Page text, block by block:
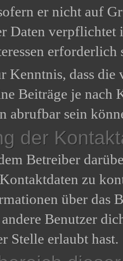
er nicht auf
Daten
erforderlich
Kenntnis, dass
Beiträge je
abrufbar sein
der
Betreiber
zu
über das
Benutzer
Stelle erlaubt hast.